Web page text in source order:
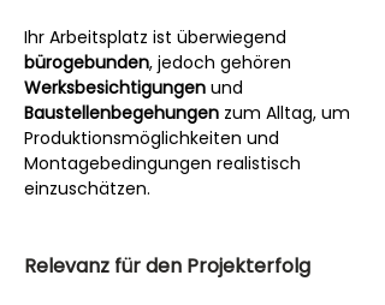
Ihr Arbeitsplatz ist überwiegend
bürogebunden, jedoch gehören
Werksbesichtigungen und
Baustellenbegehungen zum Alltag, um
Produktionsmöglichkeiten und
Montagebedingungen realistisch
einzuschätzen.
Relevanz für den Projekterfolg